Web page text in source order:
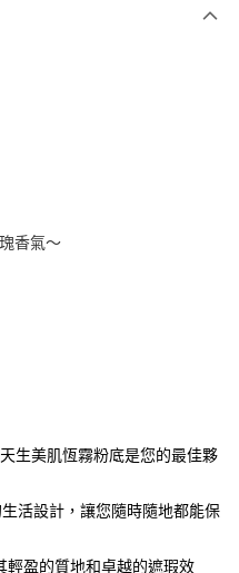
費
費
香氣～
生美肌恆霧粉底是您的最佳夥
活設計，讓您隨時隨地都能保
輕盈的質地和卓越的遮瑕效